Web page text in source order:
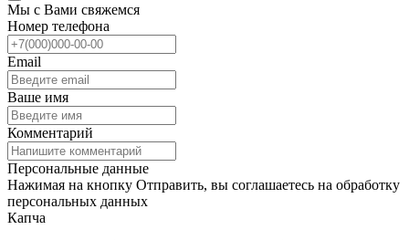
Мы с Вами свяжемся
Номер телефона
Email
Ваше имя
Комментарий
Персональные данные
Нажимая на кнопку Отправить, вы соглашаетесь на обработку
персональных данных
Капча